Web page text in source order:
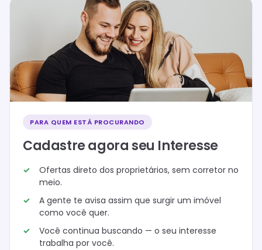
PARA QUEM ESTÁ PROCURANDO
Cadastre agora seu Interesse
Ofertas direto dos proprietários, sem corretor no
meio.
A gente te avisa assim que surgir um imóvel
como você quer.
Você continua buscando — o seu interesse
trabalha por você.